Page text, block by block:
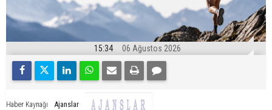
15:34 06 Ağustos 2026
Haber Kaynağı Ajanslar